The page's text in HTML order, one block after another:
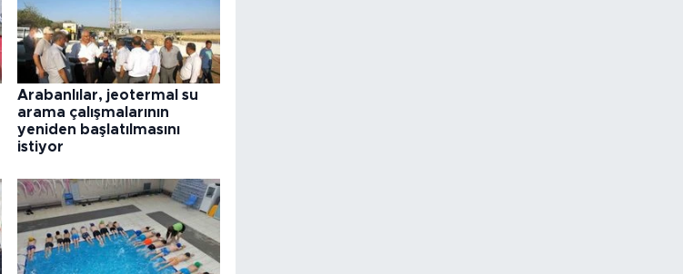
Arabanlılar, jeotermal su
arama çalışmalarının
yeniden başlatılmasını
istiyor